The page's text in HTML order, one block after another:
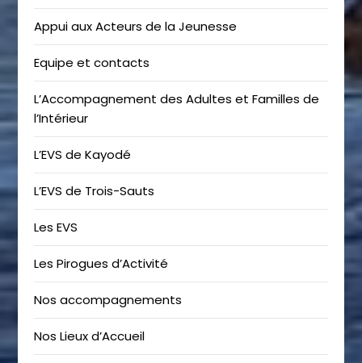
Appui aux Acteurs de la Jeunesse
Equipe et contacts
L’Accompagnement des Adultes et Familles de
l’Intérieur
L’EVS de Kayodé
L’EVS de Trois-Sauts
Les EVS
Les Pirogues d’Activité
Nos accompagnements
Nos Lieux d’Accueil